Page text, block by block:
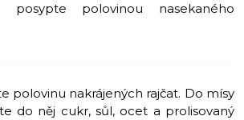
polovinou nasekaného
polovinu nakrájených rajčat. Do mísy
do něj cukr, sůl, ocet a prolisovaný